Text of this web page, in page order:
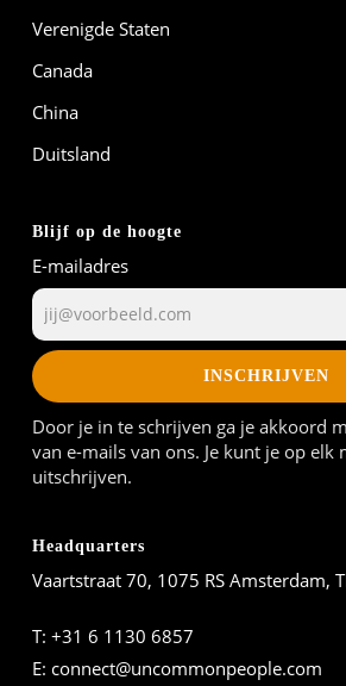
Verenigde Staten
Canada
China
Duitsland
Blijf op de hoogte
E-mailadres
INSCHRIJVEN
Door je in te schrijven ga je akkoord
van e-mails van ons. Je kunt je op elk
uitschrijven.
Headquarters
Vaartstraat 70, 1075 RS Amsterdam,
T: +31 6 1130 6857
E: connect@uncommonpeople.com